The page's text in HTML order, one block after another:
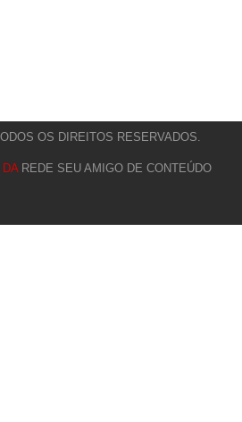
OS DIREITOS RESERVADOS.
REDE SEU AMIGO DE CONTEÚDO